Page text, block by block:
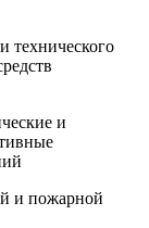
технического
и
и пожарной